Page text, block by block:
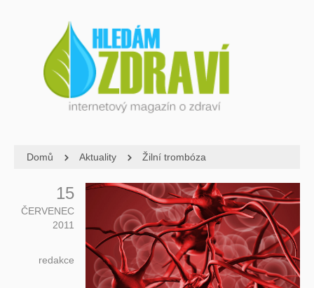
Domů Aktuality Žilní trombóza
15
ČERVENEC
2011
redakce